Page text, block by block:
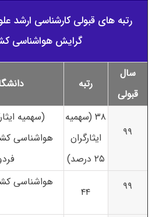
رتبه های قبولی کارشناسی ارشد
گرایش هواشناسی
سال
قبولی
رتبه
۹۹
۳۸ (سهمیه
ایثارگران
۲۵ درصد)
هواشناسی
۹۹
۴۴
هواشناسی